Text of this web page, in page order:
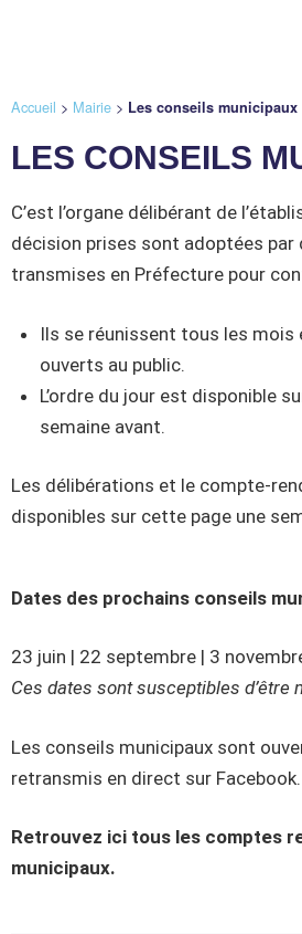
Accueil > Mairie > Les conseils municipaux
LES CONSEILS
C’est l’organe délibérant de
décision prises sont adoptées
transmises en Préfecture pour
Ils se réunissent tous les mois
ouverts au public.
L’ordre du jour est disponible
semaine avant.
Les délibérations et le compte-
disponibles sur cette page une
Dates des prochains conseils
23 juin | 22 septembre | 3
Ces dates sont susceptibles d’être
Les conseils municipaux sont
retransmis en direct sur Facebook.
Retrouvez ici tous les comptes
municipaux.